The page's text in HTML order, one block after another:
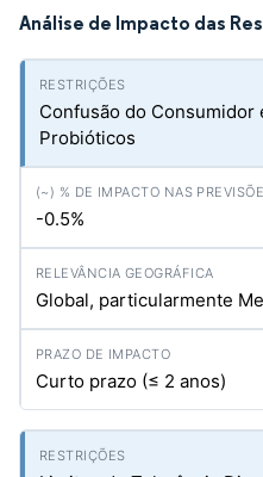
Análise de Impacto das
Confusão do
Probióticos
-0.5%
Global, particularmente
Curto prazo (≤ 2 anos)